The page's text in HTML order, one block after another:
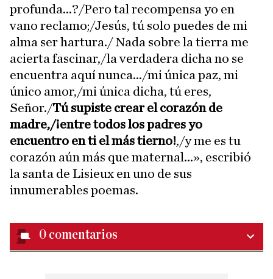
profunda...?/Pero tal recompensa yo en
vano reclamo;/Jesús, tú solo puedes de mi
alma ser hartura./ Nada sobre la tierra me
acierta fascinar,/la verdadera dicha no se
encuentra aquí nunca.../mi única paz, mi
único amor,/mi única dicha, tú eres,
Señor./Tú supiste crear el corazón de
madre,/¡entre todos los padres yo
encuentro en ti el más tierno!,/y me es tu
corazón aún más que maternal...», escribió
la santa de Lisieux en uno de sus
innumerables poemas.
0 comentarios